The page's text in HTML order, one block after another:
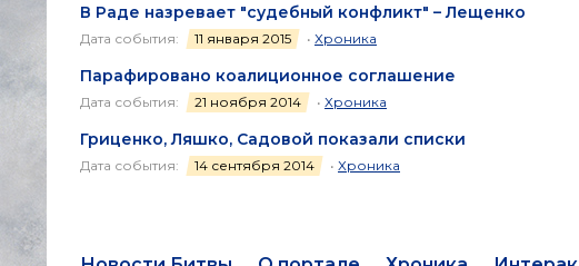
В Раде назревает "судебный конфликт" – Лещенко
Дата события: 11 января 2015 • Хроника
Парафировано коалиционное соглашение
Дата события: 21 ноября 2014 • Хроника
Гриценко, Ляшко, Садовой показали списки
Дата события: 14 сентября 2014 • Хроника